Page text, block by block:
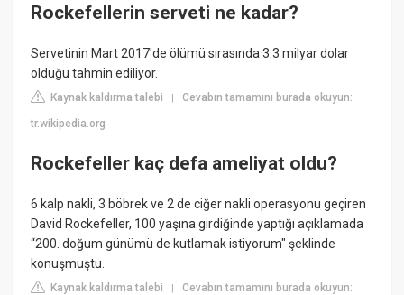
Rockefellerin serveti ne kadar?
Servetinin Mart 2017'de ölümü sırasında 3.3 milyar dolar
olduğu tahmin ediliyor.
Kaynak kaldırma talebi |Cevabın tamamını burada okuyun:
tr.wikipedia.org
Rockefeller kaç defa ameliyat oldu?
6 kalp nakli, 3 böbrek ve 2 de ciğer nakli operasyonu geçiren
David Rockefeller, 100 yaşına girdiğinde yaptığı açıklamada
“200. doğum günümü de kutlamak istiyorum" şeklinde
konuşmuştu.
Kaynak kaldırma talebi |Cevabın tamamını burada okuyun: